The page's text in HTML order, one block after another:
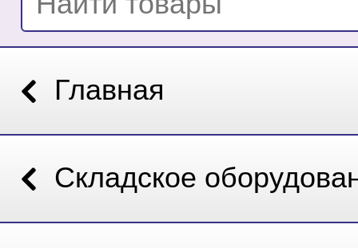
Главная
Складское